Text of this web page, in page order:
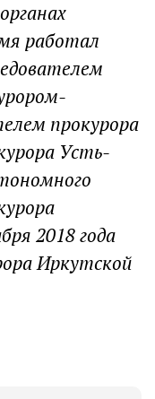
работал
прокурора
Усть-
2018 года
Иркутской